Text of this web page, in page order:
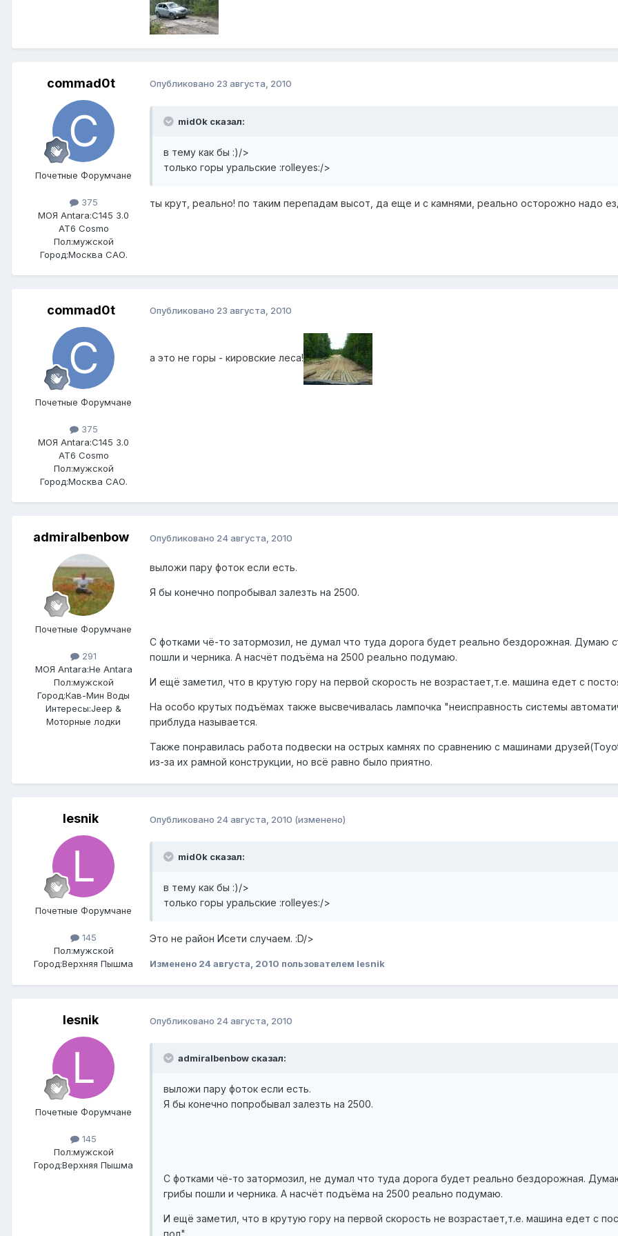
commad0t
Почетные Форумчане
375
МОЯ Antara:C145 3.0
AT6 Cosmo
Пол:мужской
Город:Москва САО.
Опубликовано 23 августа, 2010
mid0k сказал:
в тему как бы :)/>
только горы уральские :rolleyes:/>
ты крут, реально! по таким перепадам высот, да еще и с камнями, реально осторожно надо
commad0t
Почетные Форумчане
375
МОЯ Antara:C145 3.0
AT6 Cosmo
Пол:мужской
Город:Москва САО.
Опубликовано 23 августа, 2010
а это не горы - кировские леса!
admiralbenbow
Почетные Форумчане
291
МОЯ Antara:Не Antara
Пол:мужской
Город:Кав-Мин Воды
Интересы:Jeep &
Моторные лодки
Опубликовано 24 августа, 2010
выложи пару фоток если есть.
Я бы конечно попробывал залезть на 2500.
С фотками чё-то затормозил, не думал что туда дорога будет реально бездорожная. Думаю
пошли и черника. А насчёт подъёма на 2500 реально подумаю.
И ещё заметил, что в крутую гору на первой скорость не возрастает,т.е. машина едет с
На особо крутых подъёмах также высвечивалась лампочка "неисправность системы
приблуда называется.
Также понравилась работа подвески на острых камнях по сравнению с машинами
из-за их рамной конструкции, но всё равно было приятно.
lesnik
Почетные Форумчане
145
Пол:мужской
Город:Верхняя Пышма
Опубликовано 24 августа, 2010 (изменено)
mid0k сказал:
в тему как бы :)/>
только горы уральские :rolleyes:/>
Это не район Исети случаем. :D/>
Изменено 24 августа, 2010 пользователем lesnik
lesnik
Почетные Форумчане
145
Пол:мужской
Город:Верхняя Пышма
Опубликовано 24 августа, 2010
admiralbenbow сказал:
выложи пару фоток если есть.
Я бы конечно попробывал залезть на 2500.
С фотками чё-то затормозил, не думал что туда дорога будет реально бездорожная.
грибы пошли и черника. А насчёт подъёма на 2500 реально подумаю.
И ещё заметил, что в крутую гору на первой скорость не возрастает,т.е. машина едет с